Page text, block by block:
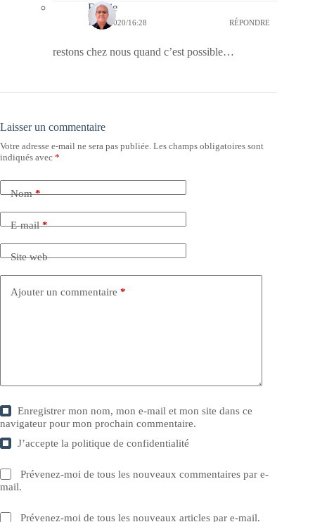
Bernie
16/05/2020/16:28 RÉPONDRE
restons chez nous quand c’est possible…
Laisser un commentaire
Votre adresse e-mail ne sera pas publiée. Les champs obligatoires sont
indiqués avec *
Nom*
E-mail*
Site web
Ajouter un commentaire *
Enregistrer mon nom, mon e-mail et mon site dans ce
navigateur pour mon prochain commentaire.
J’accepte lapolitique de confidentialité
Prévenez-moi de tous les nouveaux commentaires par e-
mail.
Prévenez-moi de tous les nouveaux articles par e-mail.